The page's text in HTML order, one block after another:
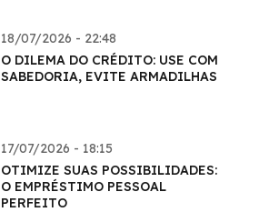
18/07/2026 - 22:48
O DILEMA DO CRÉDITO: USE COM
SABEDORIA, EVITE ARMADILHAS
17/07/2026 - 18:15
OTIMIZE SUAS POSSIBILIDADES:
O EMPRÉSTIMO PESSOAL
PERFEITO